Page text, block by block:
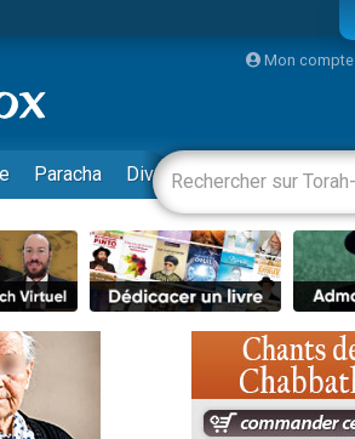
victime de violences...
Pour les Enfants
Mon compte
Paracha Divertissements Livres